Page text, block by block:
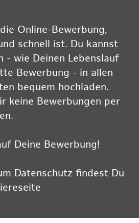
Online-Bewerbung,
schnell ist. Du kannst
- wie Deinen Lebenslauf
Bewerbung - in allen
bequem hochladen.
keine Bewerbungen per
Deine Bewerbung!
Datenschutz findest Du